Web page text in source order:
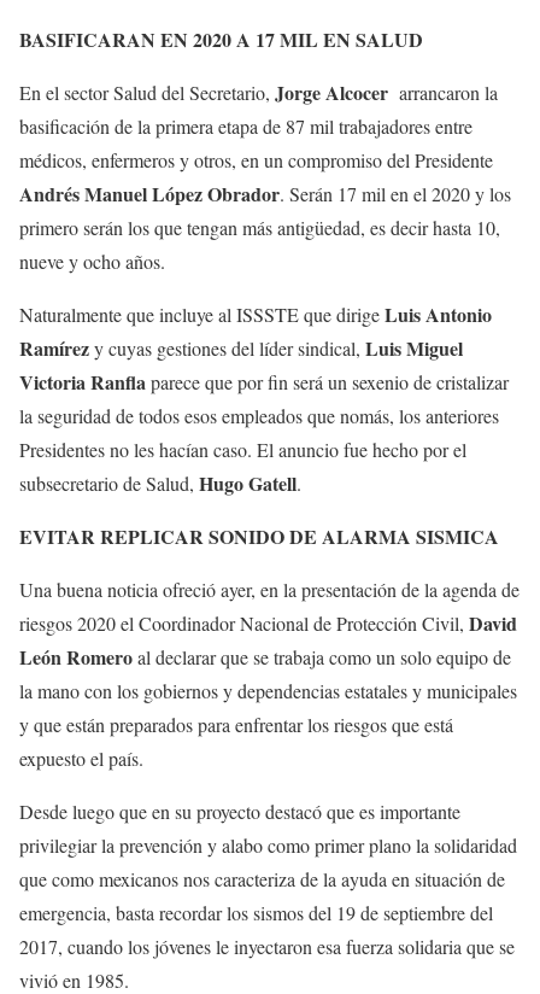
BASIFICARAN EN 2020 A 17 MIL EN SALUD
En el sector Salud del Secretario, Jorge Alcocer arrancaron la
basificación de la primera etapa de 87 mil trabajadores entre
médicos, enfermeros y otros, en un compromiso del Presidente
Andrés Manuel López Obrador. Serán 17 mil en el 2020 y los
primero serán los que tengan más antigüedad, es decir hasta 10,
nueve y ocho años.
Naturalmente que incluye al ISSSTE que dirigeLuis Antonio
Ramírezy cuyas gestiones del líder sindical, Luis Miguel
Victoria Ranflaparece que por fin será un sexenio de cristalizar
la seguridad de todos esos empleados que nomás, los anteriores
Presidentes no les hacían caso. El anuncio fue hecho por el
subsecretario de Salud, Hugo Gatell.
EVITAR REPLICAR SONIDO DE ALARMA SISMICA
Una buena noticia ofreció ayer, en la presentación de la agenda de
riesgos 2020 el Coordinador Nacional de Protección Civil, David
LeónRomeroal declarar que se trabaja como un solo equipo de
la mano con los gobiernos y dependencias estatales y municipales
y que están preparados para enfrentar los riesgos que está
expuesto el país.
Desde luego que en su proyecto destacó que es importante
privilegiar la prevención y alabo como primer plano la solidaridad
que como mexicanos nos caracteriza de la ayuda en situación de
emergencia, basta recordar los sismos del 19 de septiembre del
2017, cuando los jóvenes le inyectaron esa fuerza solidaria que se
vivió en 1985.